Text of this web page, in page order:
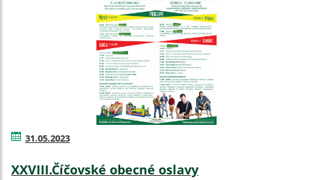
31.05.2023
XXVIII.Číčovské obecné oslavy